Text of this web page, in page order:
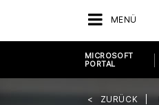
MENÜ
MICROSOFT
PORTAL
ZURÜCK